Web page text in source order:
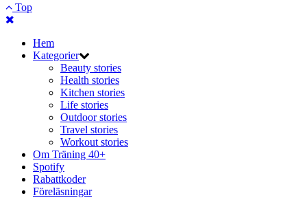
Top
Hem
Kategorier
Beauty stories
Health stories
Kitchen stories
Life stories
Outdoor stories
Travel stories
Workout stories
Om Träning 40+
Spotify
Rabattkoder
Föreläsningar